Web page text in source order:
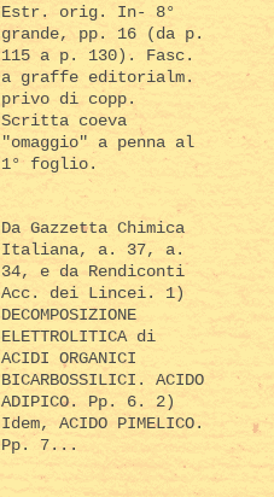
Estr. orig. In- 8°
grande, pp. 16 (da p.
115 a p. 130). Fasc.
a graffe editorialm.
privo di copp.
Scritta coeva
"omaggio" a penna al
1° foglio.
Da Gazzetta Chimica
Italiana, a. 37, a.
34, e da Rendiconti
Acc. dei Lincei. 1)
DECOMPOSIZIONE
ELETTROLITICA di
ACIDI ORGANICI
BICARBOSSILICI. ACIDO
ADIPICO. Pp. 6. 2)
Idem, ACIDO PIMELICO.
Pp. 7...